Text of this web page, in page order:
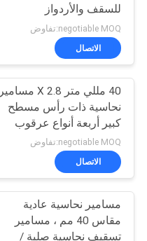
اتصل
اطلب
اقتباس
خريطة
الموقع
للسقف والأردواز
negotiable MOQ:تفاوض
الاتصال
40 مللي متر X 2.8 مسامير
نحاسية ذات رأس مسطح
كبير أربعة أنواع عرقوب
مجوفة
negotiable MOQ:تفاوض
الاتصال
مسامير نحاسية عادية
مقاس 40 مم ، مسامير
تسقيف نحاسية صلبة /